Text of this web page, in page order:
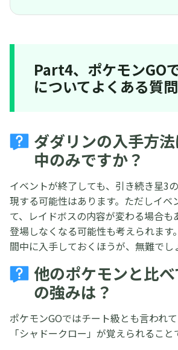
Part4、ポケモンGO
についてよくある質問
ダダリンの入手方
中のみですか？
イベントが終了しても、引き続き星3
現する可能性はあります。ただしイベ
て、レイドボスの内容が変わる場合も
登場しなくなる可能性も考えられます
間中に入手しておくほうが、無難でし
他のポケモンと比
の強みは？
ポケモンGOではチート級とも言われ
「シャドークロー」が覚えられること